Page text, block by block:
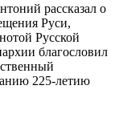
рассказал о
Руси,
Русской
благословил
225-летию